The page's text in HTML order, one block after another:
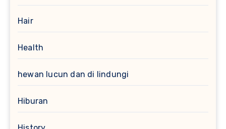
Hair
Health
hewan lucun dan di lindungi
Hiburan